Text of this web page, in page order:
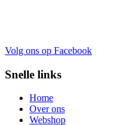
Volg ons op Facebook
Snelle links
Home
Over ons
Webshop